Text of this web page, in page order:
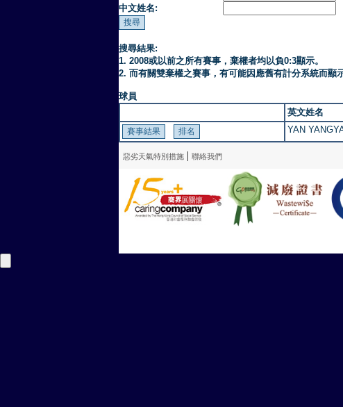
中文姓名:
搜尋結果:
1. 2008或以前之所有賽事，棄權者均以負0:3顯示。
2. 而有關雙棄權之賽事，有可能因應舊有計分系統而
球員
英文姓名
YAN